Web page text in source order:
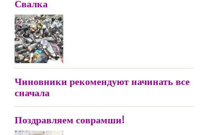
Свалка
Чиновники рекомендуют начинать все
сначала
Поздравляем соврамши!